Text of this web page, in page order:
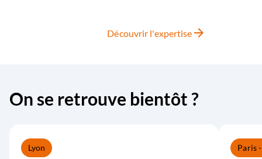
Découvrir l'expertise arrow_forward
On se retrouve bientôt ?
Lyon Paris